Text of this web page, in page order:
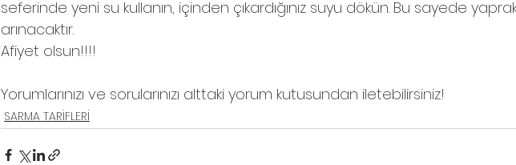
seferinde yeni su kullanın, içinden çıkardığınız suyu dökün. Bu sayede
arınacaktır.
Afiyet olsun!!!!
Yorumlarınızı ve sorularınızı alttaki yorum kutusundan iletebilirsiniz!
SARMA TARİFLERİ